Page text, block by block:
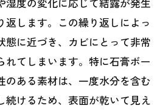
返します。この繰り返しによっ
態に近づき、カビにとって非常
れてしまいます。特に石膏ボー
のある素材は、一度水分を含む
続けるため、表面が乾いて見え